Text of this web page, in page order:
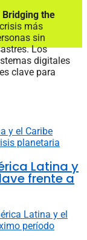
the
más
sin
Los
digitales
clave para
Latina y
frente a